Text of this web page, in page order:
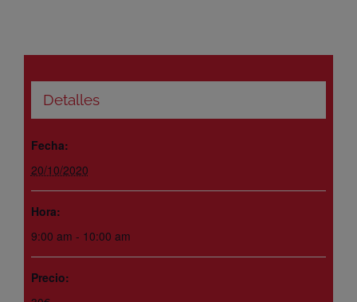
Detalles
Fecha:
20/10/2020
Hora:
9:00 am - 10:00 am
Precio: